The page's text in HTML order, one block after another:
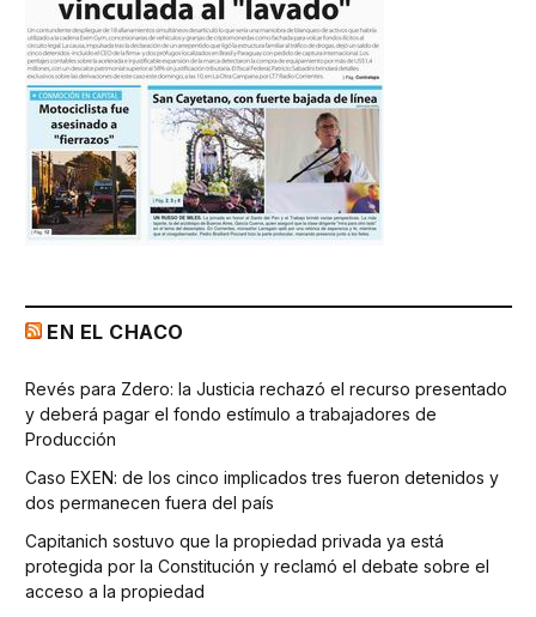
EN EL CHACO
Revés para Zdero: la Justicia rechazó el recurso presentado
y deberá pagar el fondo estímulo a trabajadores de
Producción
Caso EXEN: de los cinco implicados tres fueron detenidos y
dos permanecen fuera del país
Capitanich sostuvo que la propiedad privada ya está
protegida por la Constitución y reclamó el debate sobre el
acceso a la propiedad